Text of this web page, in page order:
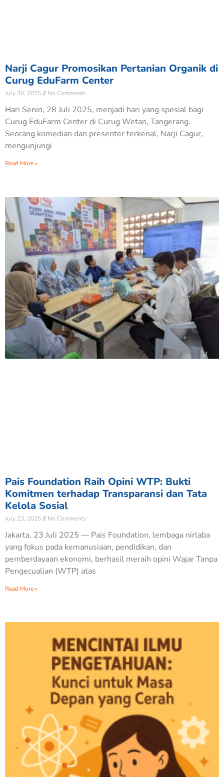
Narji Cagur Promosikan Pertanian Organik di
Curug EduFarm Center
July 30, 2025 No Comments
Hari Senin, 28 Juli 2025, menjadi hari yang spesial bagi
Curug EduFarm Center di Curug Wetan, Tangerang.
Seorang komedian dan presenter terkenal, Narji Cagur,
mengunjungi
Read More »
Pais Foundation Raih Opini WTP: Bukti
Komitmen terhadap Transparansi dan Tata
Kelola Sosial
July 23, 2025 No Comments
Jakarta, 23 Juli 2025 — Pais Foundation, lembaga nirlaba
yang fokus pada kemanusiaan, pendidikan, dan
pemberdayaan ekonomi, berhasil meraih opini Wajar Tanpa
Pengecualian (WTP) atas
Read More »